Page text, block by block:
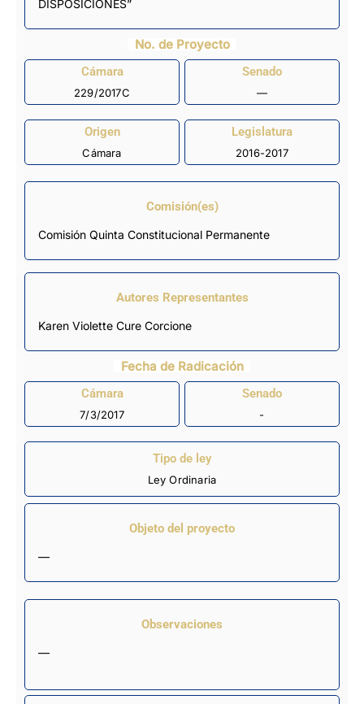
DISPOSICIONES”
No. de Proyecto
Cámara
229/2017C
Senado
—
Origen
Cámara
Legislatura
2016-2017
Comisión(es)
Comisión Quinta Constitucional Permanente
Autores Representantes
Karen Violette Cure Corcione
Fecha de Radicación
Cámara
7/3/2017
Senado
-
Tipo de ley
Ley Ordinaria
Objeto del proyecto
—
Observaciones
—